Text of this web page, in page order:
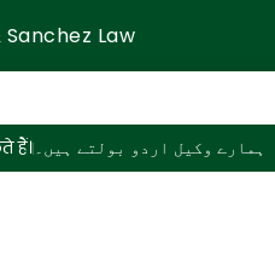
Law
हैं।ہمارے وکیل اردو بولتے ہیں۔